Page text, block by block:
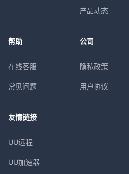
产品动态
帮助
在线客服
常见问题
公司
隐私政策
用户协议
友情链接
UU远程
UU加速器